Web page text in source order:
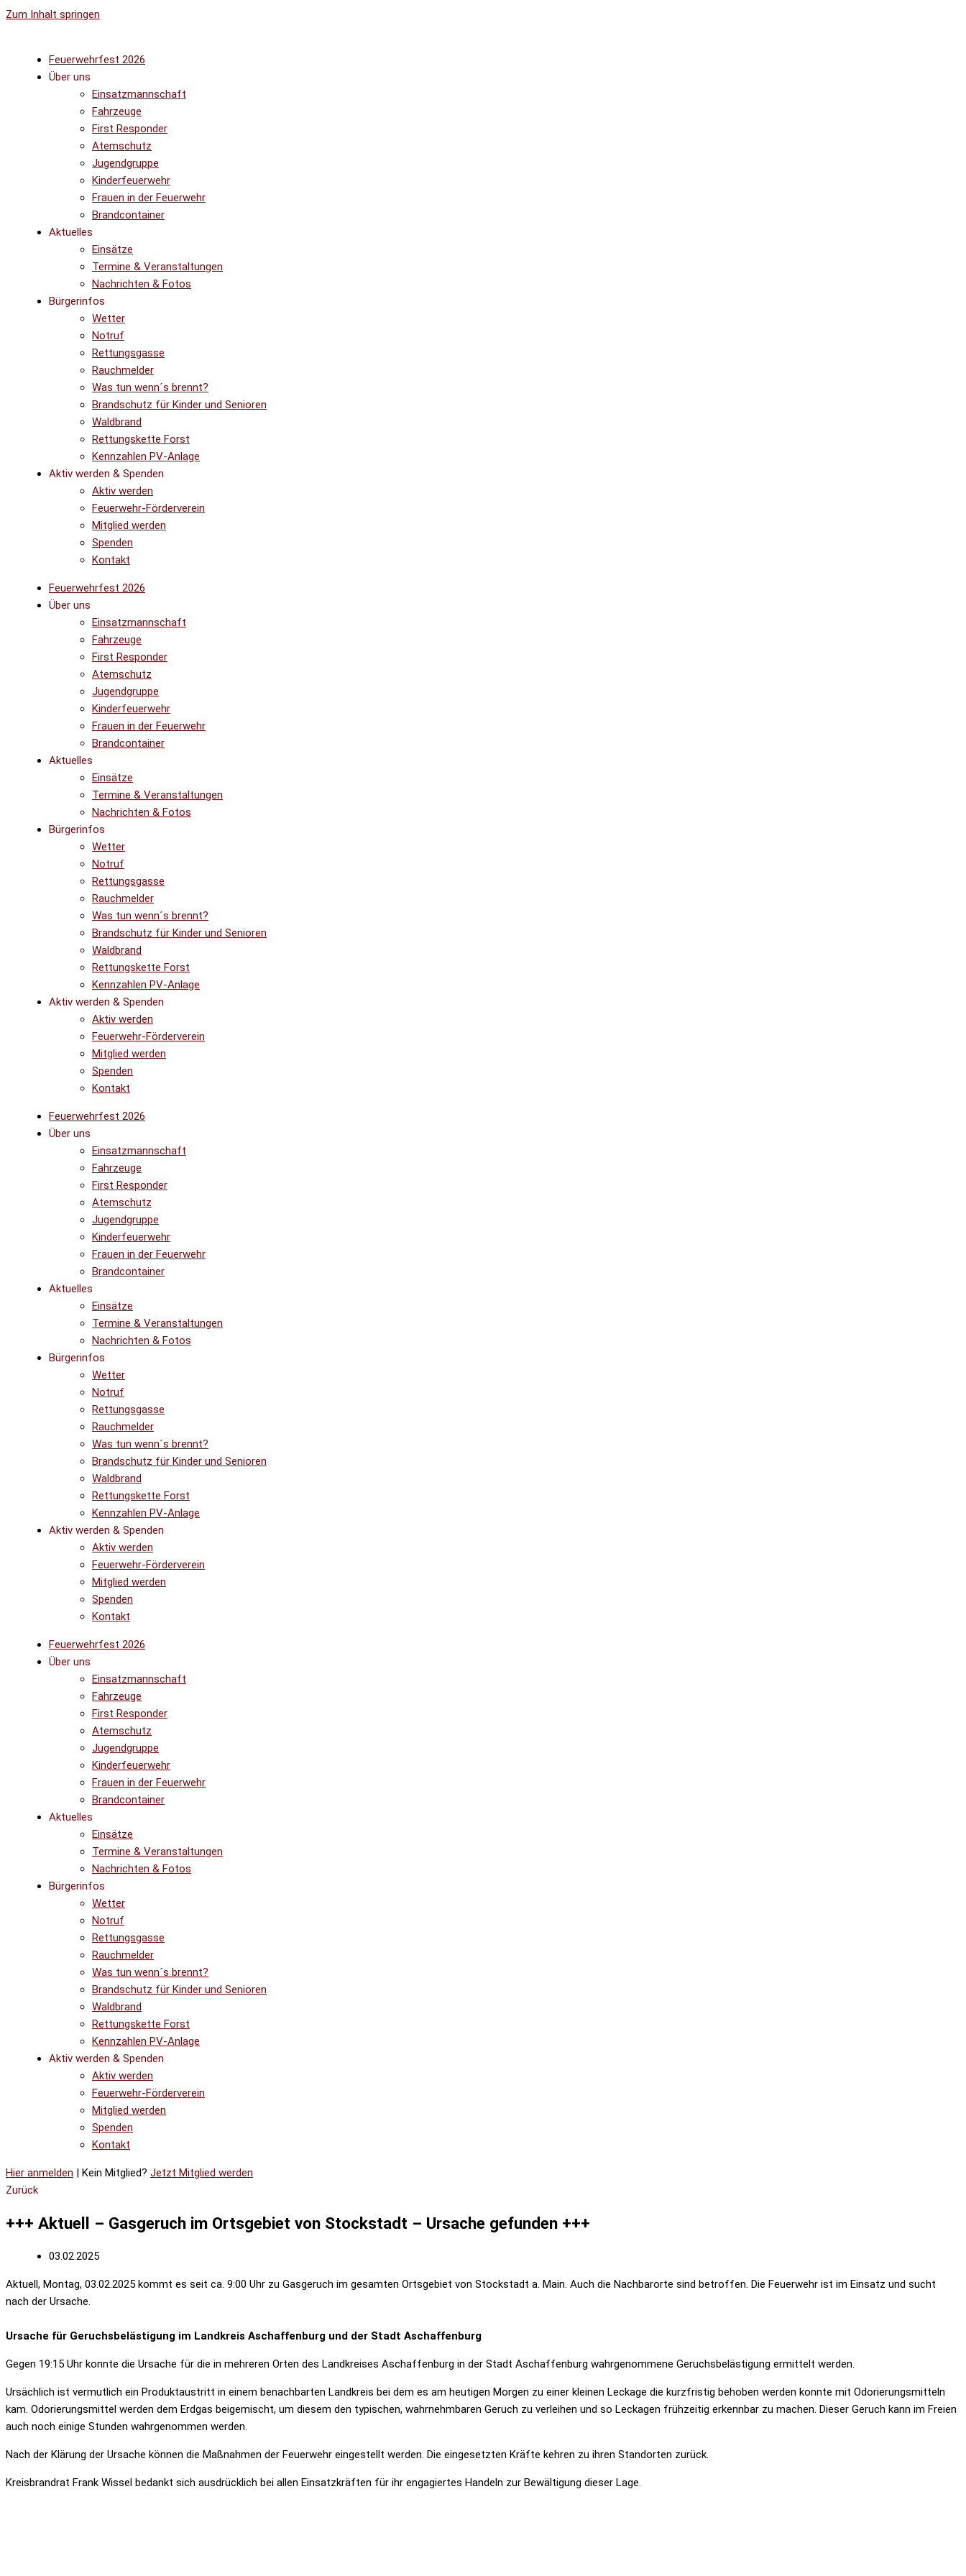
Zum Inhalt springen
Feuerwehrfest 2026
Über uns
Einsatzmannschaft
Fahrzeuge
First Responder
Atemschutz
Jugendgruppe
Kinderfeuerwehr
Frauen in der Feuerwehr
Brandcontainer
Aktuelles
Einsätze
Termine & Veranstaltungen
Nachrichten & Fotos
Bürgerinfos
Wetter
Notruf
Rettungsgasse
Rauchmelder
Was tun wenn´s brennt?
Brandschutz für Kinder und Senioren
Waldbrand
Rettungskette Forst
Kennzahlen PV-Anlage
Aktiv werden & Spenden
Aktiv werden
Feuerwehr-Förderverein
Mitglied werden
Spenden
Kontakt
Feuerwehrfest 2026
Über uns
Einsatzmannschaft
Fahrzeuge
First Responder
Atemschutz
Jugendgruppe
Kinderfeuerwehr
Frauen in der Feuerwehr
Brandcontainer
Aktuelles
Einsätze
Termine & Veranstaltungen
Nachrichten & Fotos
Bürgerinfos
Wetter
Notruf
Rettungsgasse
Rauchmelder
Was tun wenn´s brennt?
Brandschutz für Kinder und Senioren
Waldbrand
Rettungskette Forst
Kennzahlen PV-Anlage
Aktiv werden & Spenden
Aktiv werden
Feuerwehr-Förderverein
Mitglied werden
Spenden
Kontakt
Feuerwehrfest 2026
Über uns
Einsatzmannschaft
Fahrzeuge
First Responder
Atemschutz
Jugendgruppe
Kinderfeuerwehr
Frauen in der Feuerwehr
Brandcontainer
Aktuelles
Einsätze
Termine & Veranstaltungen
Nachrichten & Fotos
Bürgerinfos
Wetter
Notruf
Rettungsgasse
Rauchmelder
Was tun wenn´s brennt?
Brandschutz für Kinder und Senioren
Waldbrand
Rettungskette Forst
Kennzahlen PV-Anlage
Aktiv werden & Spenden
Aktiv werden
Feuerwehr-Förderverein
Mitglied werden
Spenden
Kontakt
Feuerwehrfest 2026
Über uns
Einsatzmannschaft
Fahrzeuge
First Responder
Atemschutz
Jugendgruppe
Kinderfeuerwehr
Frauen in der Feuerwehr
Brandcontainer
Aktuelles
Einsätze
Termine & Veranstaltungen
Nachrichten & Fotos
Bürgerinfos
Wetter
Notruf
Rettungsgasse
Rauchmelder
Was tun wenn´s brennt?
Brandschutz für Kinder und Senioren
Waldbrand
Rettungskette Forst
Kennzahlen PV-Anlage
Aktiv werden & Spenden
Aktiv werden
Feuerwehr-Förderverein
Mitglied werden
Spenden
Kontakt
Hier anmelden | Kein Mitglied? Jetzt Mitglied werden
Zurück
+++ Aktuell – Gasgeruch im Ortsgebiet von Stockstadt – Ursache gefunden +++
03.02.2025
Aktuell, Montag, 03.02.2025 kommt es seit ca. 9:00 Uhr zu Gasgeruch im gesamten Ortsgebiet von Stockstadt a. Main. Auch die Nachbarorte sind betroffen. Die Feuerwehr ist im Einsatz und sucht
nach der Ursache.
Ursache für Geruchsbelästigung im Landkreis Aschaffenburg und der Stadt Aschaffenburg
Gegen 19:15 Uhr konnte die Ursache für die in mehreren Orten des Landkreises Aschaffenburg in der Stadt Aschaffenburg wahrgenommene Geruchsbelästigung ermittelt werden.
Ursächlich ist vermutlich ein Produktaustritt in einem benachbarten Landkreis bei dem es am heutigen Morgen zu einer kleinen Leckage die kurzfristig behoben werden konnte mit Odorierungsmitteln
kam. Odorierungsmittel werden dem Erdgas beigemischt, um diesem den typischen, wahrnehmbaren Geruch zu verleihen und so Leckagen frühzeitig erkennbar zu machen. Dieser Geruch kann im Freien
auch noch einige Stunden wahrgenommen werden.
Nach der Klärung der Ursache können die Maßnahmen der Feuerwehr eingestellt werden. Die eingesetzten Kräfte kehren zu ihren Standorten zurück.
Kreisbrandrat Frank Wissel bedankt sich ausdrücklich bei allen Einsatzkräften für ihr engagiertes Handeln zur Bewältigung dieser Lage.